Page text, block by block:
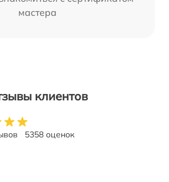
мастера
клиентов
5358 оценок